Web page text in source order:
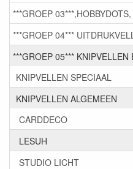
***GROEP
***GROEP 04***
***GROEP 05*** KNIPVELLEN
KNIPVELLEN SPECIAAL
KNIPVELLEN ALGEMEEN
CARDDECO
LESUH
STUDIO LICHT